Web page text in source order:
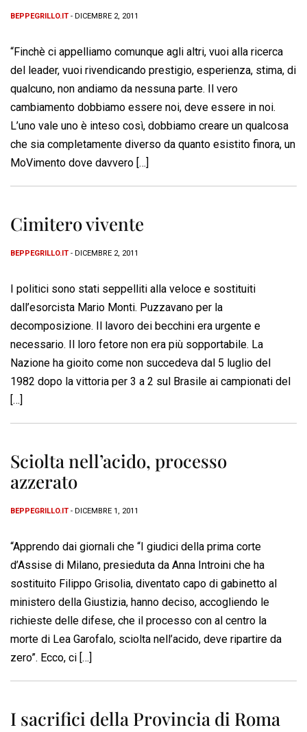
BEPPEGRILLO.IT - DICEMBRE 2, 2011
“Finchè ci appelliamo comunque agli altri, vuoi alla ricerca
del leader, vuoi rivendicando prestigio, esperienza, stima, di
qualcuno, non andiamo da nessuna parte. Il vero
cambiamento dobbiamo essere noi, deve essere in noi.
L’uno vale uno è inteso così, dobbiamo creare un qualcosa
che sia completamente diverso da quanto esistito finora, un
MoVimento dove davvero […]
Cimitero vivente
BEPPEGRILLO.IT - DICEMBRE 2, 2011
I politici sono stati seppelliti alla veloce e sostituiti
dall’esorcista Mario Monti. Puzzavano per la
decomposizione. Il lavoro dei becchini era urgente e
necessario. Il loro fetore non era più sopportabile. La
Nazione ha gioito come non succedeva dal 5 luglio del
1982 dopo la vittoria per 3 a 2 sul Brasile ai campionati del
[…]
Sciolta nell’acido, processo
azzerato
BEPPEGRILLO.IT - DICEMBRE 1, 2011
“Apprendo dai giornali che “I giudici della prima corte
d’Assise di Milano, presieduta da Anna Introini che ha
sostituito Filippo Grisolia, diventato capo di gabinetto al
ministero della Giustizia, hanno deciso, accogliendo le
richieste delle difese, che il processo con al centro la
morte di Lea Garofalo, sciolta nell’acido, deve ripartire da
zero”. Ecco, ci […]
I sacrifici della Provincia di Roma